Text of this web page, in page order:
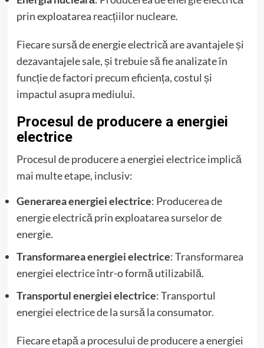
prin exploatarea reacțiilor nucleare.
Fiecare sursă de energie electrică are avantajele și
dezavantajele sale, și trebuie să fie analizate în
funcție de factori precum eficiența, costul și
impactul asupra mediului.
Procesul de producere a energiei
electrice
Procesul de producere a energiei electrice implică
mai multe etape, inclusiv:
Generarea energiei electrice: Producerea de
energie electrică prin exploatarea surselor de
energie.
Transformarea energiei electrice: Transformarea
energiei electrice într-o formă utilizabilă.
Transportul energiei electrice: Transportul
energiei electrice de la sursă la consumator.
Fiecare etapă a procesului de producere a energiei